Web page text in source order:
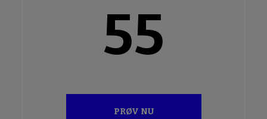
55
PRØV NU